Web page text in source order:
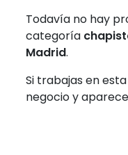
Todavía no hay
categoría
Madrid.
Si trabajas en
negocio y